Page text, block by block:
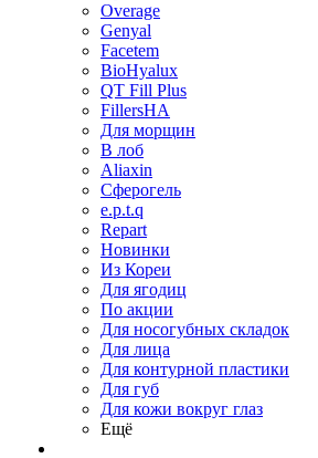
Overage
Genyal
Facetem
BioHyalux
QT Fill Plus
FillersHA
Для морщин
В лоб
Aliaxin
Сферогель
e.p.t.q
Repart
Новинки
Из Кореи
Для ягодиц
По акции
Для носогубных складок
Для лица
Для контурной пластики
Для губ
Для кожи вокруг глаз
Ещё